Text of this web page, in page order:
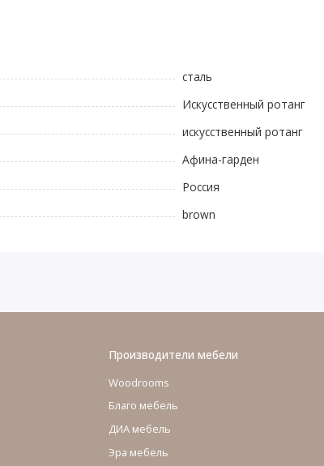
сталь
Искусственный ротанг
искусственный ротанг
Афина-гарден
Россия
brown
Производители мебели
Woodrooms
Благо мебель
ДИА мебель
Эра мебель